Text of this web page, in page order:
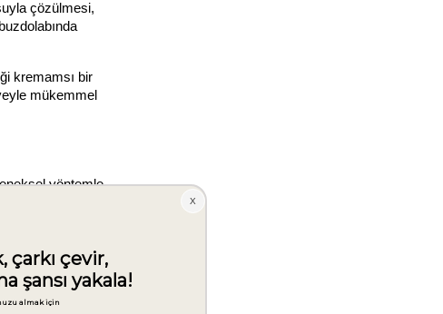
çözülmesi,
kremamsı bir
mükemmel
yöntemle
tamamen
krema